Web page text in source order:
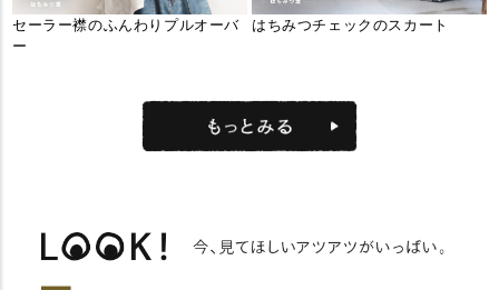
セーラー襟のふんわりプルオーバ
ー
はちみつチェックのスカート